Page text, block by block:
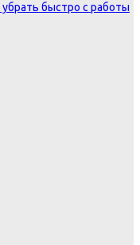
быстро с работы